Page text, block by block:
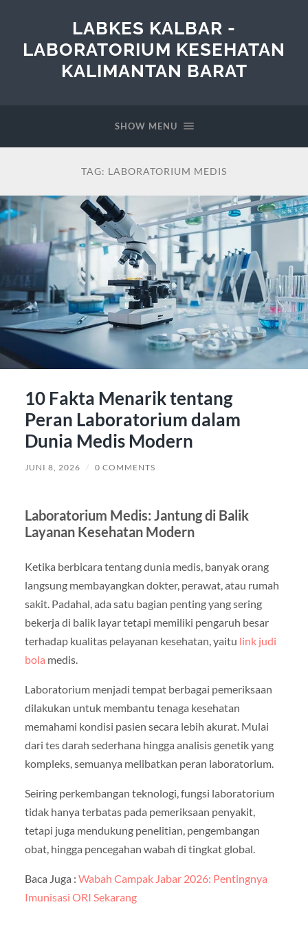
LABKES KALBAR -
LABORATORIUM KESEHATAN
KALIMANTAN BARAT
SHOW MENU
TAG: LABORATORIUM MEDIS
10 Fakta Menarik tentang
Peran Laboratorium dalam
Dunia Medis Modern
JUNI 8, 2026 / 0 COMMENTS
Laboratorium Medis: Jantung di Balik
Layanan Kesehatan Modern
Ketika berbicara tentang dunia medis, banyak orang
langsung membayangkan dokter, perawat, atau rumah
sakit. Padahal, ada satu bagian penting yang sering
bekerja di balik layar tetapi memiliki pengaruh besar
terhadap kualitas pelayanan kesehatan, yaitu link judi
bola medis.
Laboratorium menjadi tempat berbagai pemeriksaan
dilakukan untuk membantu tenaga kesehatan
memahami kondisi pasien secara lebih akurat. Mulai
dari tes darah sederhana hingga analisis genetik yang
kompleks, semuanya melibatkan peran laboratorium.
Seiring perkembangan teknologi, fungsi laboratorium
tidak hanya terbatas pada pemeriksaan penyakit,
tetapi juga mendukung penelitian, pengembangan
obat, hingga pencegahan wabah di tingkat global.
Baca Juga : Wabah Campak Jabar 2026: Pentingnya
Imunisasi ORI Sekarang